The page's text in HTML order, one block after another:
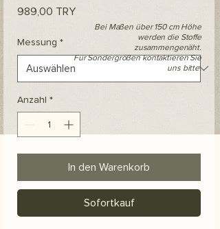
989,00 TRYPreis
Messung *
Anzahl *
In den Warenkorb
Sofortkauf
Bei Maßen über 150 cm Höhe
werden die Stoffe
zusammengenäht.
Für Sondergrößen kontaktieren Sie
uns bitte.